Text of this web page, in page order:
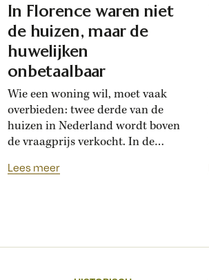
In Florence waren niet
de huizen, maar de
huwelijken
onbetaalbaar
Wie een woning wil, moet vaak
overbieden: twee derde van de
huizen in Nederland wordt boven
de vraagprijs verkocht. In de
ook last van overbiedingsgekte:
Lees meer